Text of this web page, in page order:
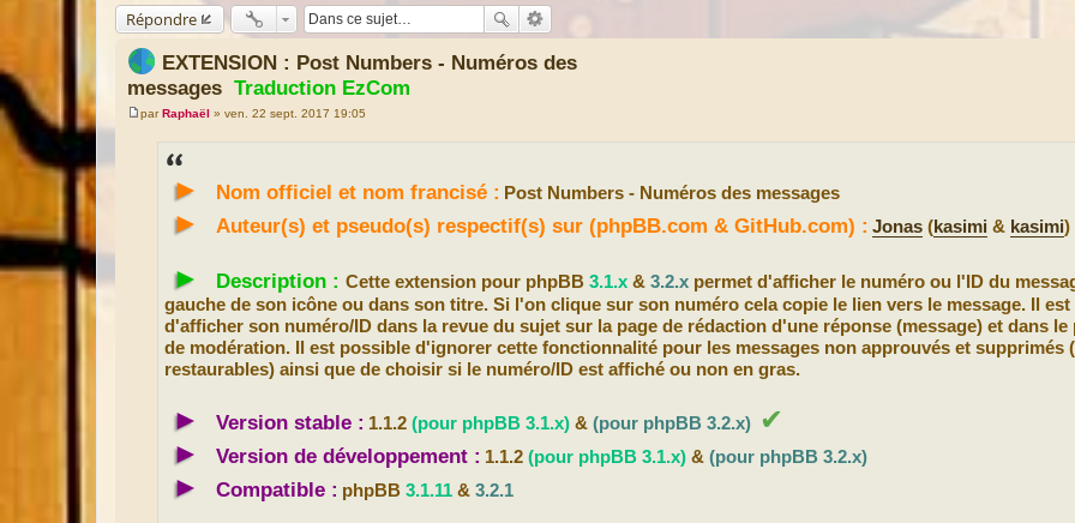
Répondre
EXTENSION : Post Numbers - Numéros des
messages Traduction EzCom
M
parRaphaël » ven. 22 sept. 2017 19:05
► Nom officiel et nom francisé : Post Numbers - Numéros des messages
► Auteur(s) et pseudo(s) respectif(s) sur (phpBB.com & GitHub.com) : Jonas (kasimi & kasimi)
► Description : Cette extension pour phpBB 3.1.x & 3.2.x permet d'afficher le numéro ou l'ID du
gauche de son icône ou dans son titre. Si l'on clique sur son numéro cela copie le lien vers le message. Il
d'afficher son numéro/ID dans la revue du sujet sur la page de rédaction d'une réponse (message) et dans le
de modération. Il est possible d'ignorer cette fonctionnalité pour les messages non approuvés et supprimés
restaurables) ainsi que de choisir si le numéro/ID est affiché ou non en gras.
► Version stable : 1.1.2 (pour phpBB 3.1.x) & (pour phpBB 3.2.x) ✔
►
Version de développement : 1.1.2 (pour phpBB 3.1.x) & (pour phpBB 3.2.x)
► Compatible : phpBB 3.1.11 & 3.2.1